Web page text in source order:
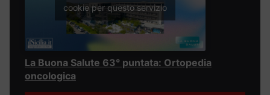
cookie per questo servizio
La Buona Salute 63° puntata: Ortopedia
oncologica